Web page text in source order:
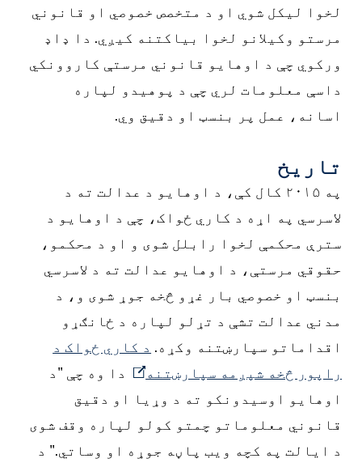
لخوا لیکل شوي او د متخصص خصوصي او قانوني
مرستو وکیلانو لخوا بیاکتنه کیږي. دا ډاډ
ورکوي چې د اوهایو قانوني مرستې کاروونکي
داسې معلومات لري چې د پوهیدو لپاره
اسانه، عمل پر بنسټ او دقیق وي.
تاریخ
په ۲۰۱۵ کال کې، د اوهایو د عدالت ته د
لاسرسي په اړه د کاري ځواک، چې د اوهایو د
سترې محکمې لخوا رابلل شوی و او د محکمو،
حقوقي مرستې، د اوهایو عدالت ته د لاسرسي
بنسټ او خصوصي بار غړو څخه جوړ شوی و، د
مدني عدالت تشې د تړلو لپاره د ځانګړو
اقداماتو سپارښتنه وکړه. د کاري ځواک د
راپور څخه شپږمه سپارښتنه
دا وه چې "د
اوهایو اوسیدونکو ته د وړیا او دقیق
قانوني معلوماتو چمتو کولو لپاره وقف شوی
د ایالت په کچه ویب پاڼه جوړه او وساتي." د